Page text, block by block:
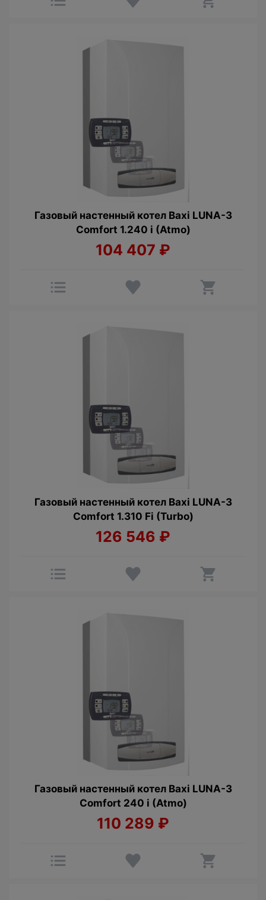
Газовый настенный котел Baxi LUNA-3
Comfort 1.240 i (Atmo)
104 407 ₽
Газовый настенный котел Baxi LUNA-3
Comfort 1.310 Fi (Turbo)
126 546 ₽
Газовый настенный котел Baxi LUNA-3
Comfort 240 i (Atmo)
110 289 ₽